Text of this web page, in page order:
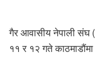
गैर आवासीय नेपाली संघ
११ र १२ गते